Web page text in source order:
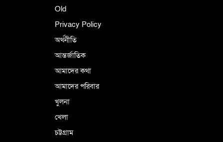
Old
Privacy Policy
অর্থনীতি
আন্তর্জাতিক
আমাদের কথা
আমাদের পরিবার
খুলনা
খেলা
চট্টগ্রাম